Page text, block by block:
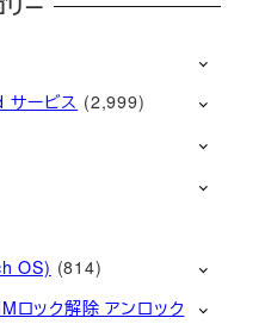
リー
ービス (2,999)
OS) (814)
ック解除 アンロック